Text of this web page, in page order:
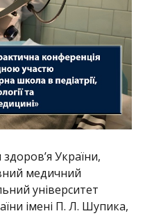
України,
медичний
університет
імені П. Л. Шупика,